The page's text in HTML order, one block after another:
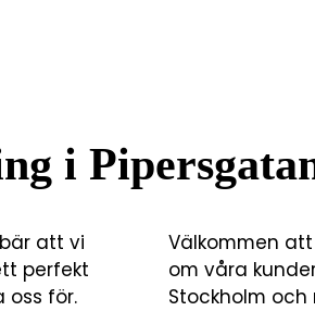
i
att vi
perfekt
oss för.
Välkommen
om våra
Stockholm